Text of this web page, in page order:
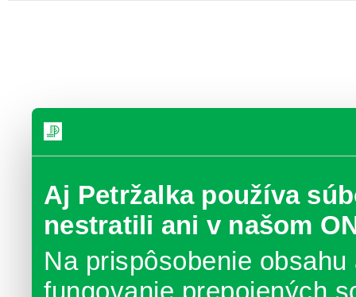
Aj Petržalka používa
nestratili ani v našom
Na prispôsobenie